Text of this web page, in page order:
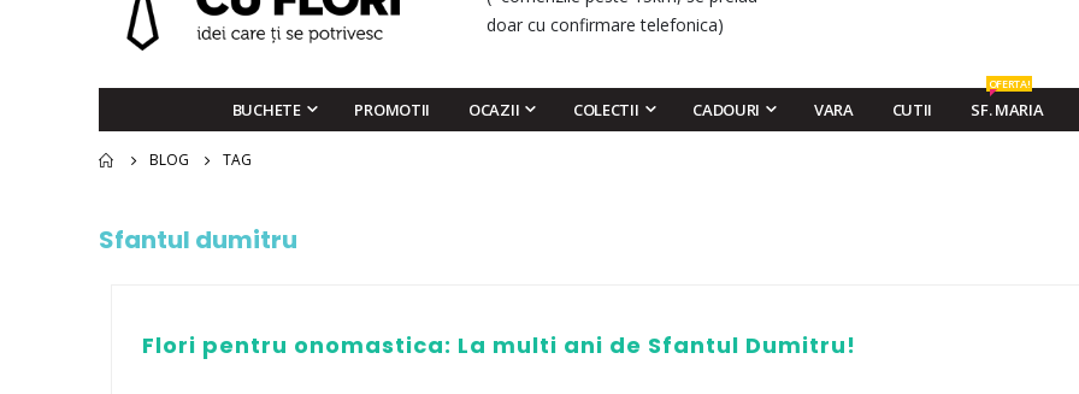
doar cu confirmare telefonica)
BUCHETE PROMOTII OCAZII COLECTII CADOURI VARA CUTII SF. MARIA
OFERTA!
BLOG TAG
Sfantul dumitru
Flori pentru onomastica: La multi ani de Sfantul Dumitru!